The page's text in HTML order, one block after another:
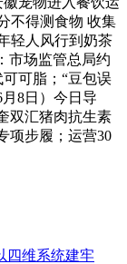
不得测食物 收集
轻人风行到奶茶
市场监管总局约
可脂；“豆包误
8日）今日导
双汇猪肉抗生素
项步履；运营30
四维系统建牢